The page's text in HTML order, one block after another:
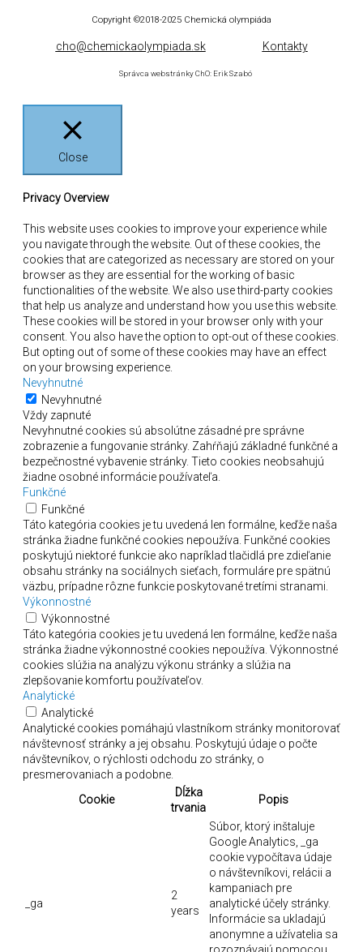
Copyright ©2018-2025 Chemická olympiáda
cho@chemickaolympiada.sk Kontakty
Správca webstránky ChO: Erik Szabó
Close
Privacy Overview
This website uses cookies to improve your experience while
you navigate through the website. Out of these cookies, the
cookies that are categorized as necessary are stored on your
browser as they are essential for the working of basic
functionalities of the website. We also use third-party cookies
that help us analyze and understand how you use this website.
These cookies will be stored in your browser only with your
consent. You also have the option to opt-out of these cookies.
But opting out of some of these cookies may have an effect
on your browsing experience.
Nevyhnutné
Nevyhnutné
Vždy zapnuté
Nevyhnutné cookies sú absolútne zásadné pre správne
zobrazenie a fungovanie stránky. Zahŕňajú základné funkčné a
bezpečnostné vybavenie stránky. Tieto cookies neobsahujú
žiadne osobné informácie používateľa.
Funkčné
Funkčné
Táto kategória cookies je tu uvedená len formálne, keďže naša
stránka žiadne funkčné cookies nepoužíva. Funkčné cookies
poskytujú niektoré funkcie ako napríklad tlačidlá pre zdieľanie
obsahu stránky na sociálnych sieťach, formuláre pre spätnú
väzbu, prípadne rôzne funkcie poskytované tretími stranami.
Výkonnostné
Výkonnostné
Táto kategória cookies je tu uvedená len formálne, keďže naša
stránka žiadne výkonnostné cookies nepoužíva. Výkonnostné
cookies slúžia na analýzu výkonu stránky a slúžia na
zlepšovanie komfortu používateľov.
Analytické
Analytické
Analytické cookies pomáhajú vlastníkom stránky monitorovať
návštevnosť stránky a jej obsahu. Poskytujú údaje o počte
návštevníkov, o rýchlosti odchodu zo stránky, o
presmerovaniach a podobne.
Cookie
Dĺžka
trvania
Popis
_ga
2
years
Súbor, ktorý inštaluje
Google Analytics, _ga
cookie vypočítava údaje
o návštevníkovi, relácii a
kampaniach pre
analytické účely stránky.
Informácie sa ukladajú
anonymne a užívatelia sa
rozoznávajú pomocou